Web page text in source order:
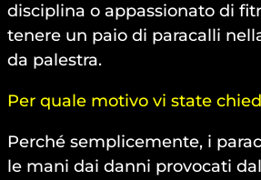
disciplina o appassionato di
tenere un paio di paracalli
da palestra.
Per quale motivo vi state
Perché semplicemente, i
le mani dai danni provocati